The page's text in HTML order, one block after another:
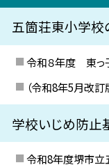
五箇荘東小学校
令和８年度 東っ
（令和8年5月改
学校いじめ防止
令和8年度堺市